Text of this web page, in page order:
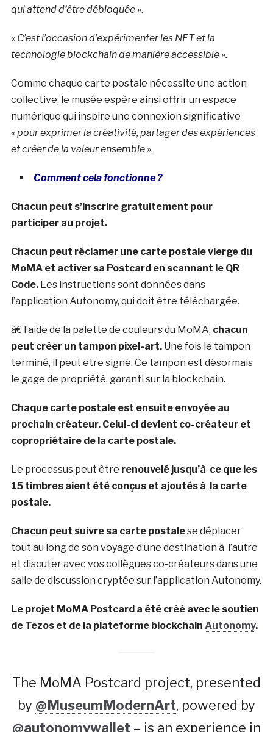
qui attend d’être débloquée ».
« C’est l’occasion d’expérimenter les NFT et la
technologie blockchain de manière accessible ».
Comme chaque carte postale nécessite une action
collective, le musée espère ainsi offrir un espace
numérique qui inspire une connexion significative
« pour exprimer la créativité, partager des expériences
et créer de la valeur ensemble ».
Comment cela fonctionne ?
Chacun peut s’inscrire gratuitement pour
participer au projet.
Chacun peut réclamer une carte postale vierge du
MoMA et activer sa Postcard en scannant le QR
Code.Les instructions sont données dans
l’application Autonomy, qui doit être téléchargée.
à€ l’aide de la palette de couleurs du MoMA, chacun
peut créer un tampon pixel-art.Une fois le tampon
terminé, il peut être signé. Ce tampon est désormais
le gage de propriété, garanti sur la blockchain.
Chaque carte postale est ensuite envoyée au
prochain créateur. Celui-ci devient co-créateur et
copropriétaire de la carte postale.
Le processus peut être renouvelé jusqu’à ce que les
15 timbres aient été conçus et ajoutés à la carte
postale.
Chacun peut suivre sa carte postalese déplacer
tout au long de son voyage d’une destination à l’autre
et discuter avec vos collègues co-créateurs dans une
salle de discussion cryptée sur l’application Autonomy.
Le projet MoMA Postcard a été créé avec le soutien
de Tezos et de la plateforme blockchain Autonomy.
The MoMA Postcard project, presented
by @MuseumModernArt, powered by
@autonomywallet – is an experience in